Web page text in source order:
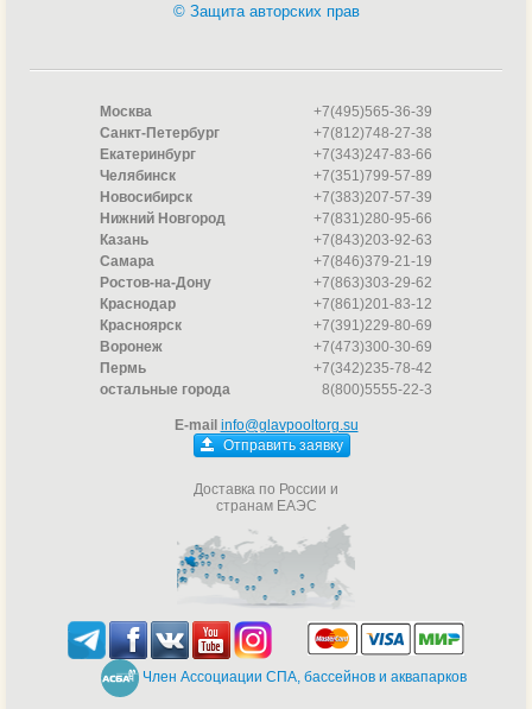
© Защита авторских прав
Москва
+7(495)565-36-39
Санкт-Петербург
+7(812)748-27-38
Екатеринбург
+7(343)247-83-66
Челябинск
+7(351)799-57-89
Новосибирск
+7(383)207-57-39
Нижний Новгород
+7(831)280-95-66
Казань
+7(843)203-92-63
Самара
+7(846)379-21-19
Ростов-на-Дону
+7(863)303-29-62
Краснодар
+7(861)201-83-12
Красноярск
+7(391)229-80-69
Воронеж
+7(473)300-30-69
Пермь
+7(342)235-78-42
остальные города
8(800)5555-22-3
E-mail info@glavpooltorg.su
Отправить заявку
Доставка по России и
странам ЕАЭС
Член Ассоциации СПА, бассейнов и аквапарков